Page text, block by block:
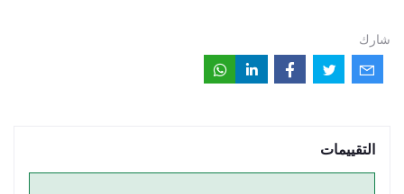
شارك
التقييمات